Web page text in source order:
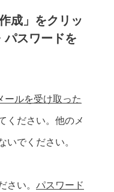
成」をクリッ
パスワードを
ールを受け取った
ください。他のメ
いでください。
さい。 パスワード